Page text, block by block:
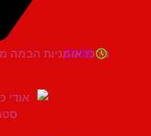
מרכז אומניות הבמה מתנס
21:30